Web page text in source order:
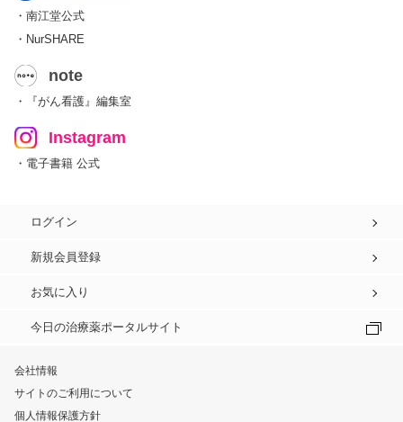
・南江堂公式
・NurSHARE
note
・『がん看護』編集室
Instagram
・電子書籍 公式
ログイン
新規会員登録
お気に入り
今日の治療薬ポータルサイト
会社情報
サイトのご利用について
個人情報保護方針